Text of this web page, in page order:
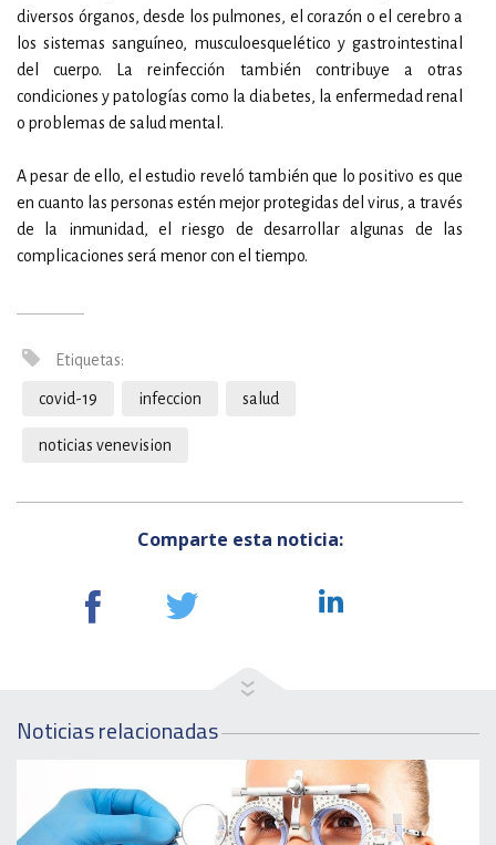
diversos órganos, desde los pulmones, el corazón o el cerebro a
los sistemas sanguíneo, musculoesquelético y gastrointestinal
del cuerpo. La reinfección también contribuye a otras
condiciones y patologías como la diabetes, la enfermedad renal
o problemas de salud mental.
A pesar de ello, el estudio reveló también que lo positivo es que
en cuanto las personas estén mejor protegidas del virus, a través
de la inmunidad, el riesgo de desarrollar algunas de las
complicaciones será menor con el tiempo.
Etiquetas:
covid-19 infeccion salud
noticias venevision
Comparte esta noticia:
Noticias relacionadas